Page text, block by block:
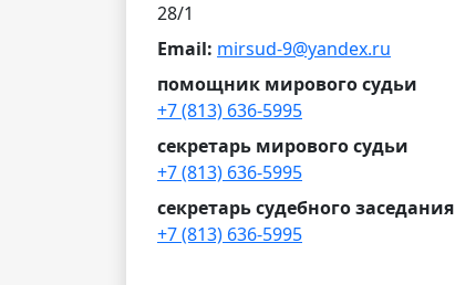
28/1
Email: mirsud-9@yandex.ru
помощник мирового судьи
+7 (813) 636-5995
секретарь мирового судьи
+7 (813) 636-5995
секретарь судебного заседания
+7 (813) 636-5995